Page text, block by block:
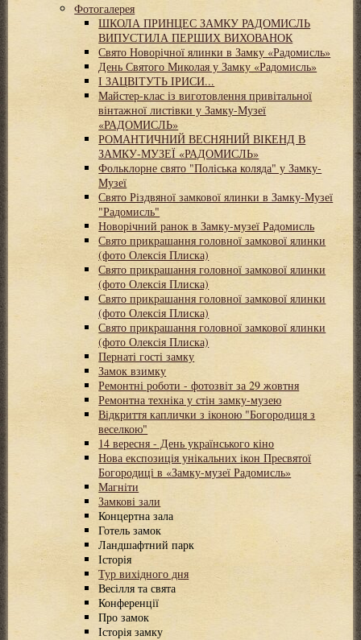
Фотогалерея
ШКОЛА ПРИНЦЕС ЗАМКУ РАДОМИСЛЬ
ВИПУСТИЛА ПЕРШИХ ВИХОВАНОК
Свято Новорічної ялинки в Замку «Радомисль»
День Святого Миколая у Замку «Радомисль»
І ЗАЦВІТУТЬ ІРИСИ...
Майстер-клас із виготовлення привітальної
вінтажної листівки у Замку-Музеї
«РАДОМИСЛЬ»
РОМАНТИЧНИЙ ВЕСНЯНИЙ ВІКЕНД В
ЗАМКУ-МУЗЕЇ «РАДОМИСЛЬ»
Фольклорне свято "Поліська коляда" у Замку-
Музеї
Свято Різдвяної замкової ялинки в Замку-Музеї
"Радомисль"
Новорічний ранок в Замку-музеї Радомисль
Свято прикрашання головної замкової ялинки
(фото Олексія Плиска)
Свято прикрашання головної замкової ялинки
(фото Олексія Плиска)
Свято прикрашання головної замкової ялинки
(фото Олексія Плиска)
Свято прикрашання головної замкової ялинки
(фото Олексія Плиска)
Пернаті гості замку
Замок взимку
Ремонтні роботи - фотозвіт за 29 жовтня
Ремонтна техніка у стін замку-музею
Відкриття каплички з іконою "Богородиця з
веселкою"
14 вересня - День українського кіно
Нова експозиція унікальних ікон Пресвятої
Богородиці в «Замку-музеї Радомисль»
Магніти
Замкові зали
Концертна зала
Готель замок
Ландшафтний парк
Історія
Тур вихідного дня
Весілля та свята
Конференції
Про замок
Історія замку